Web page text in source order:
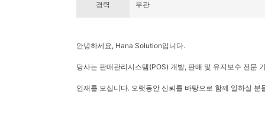
경력 무관
안녕하세요, Hana Solution입니다.
당사는 판매관리시스템(POS) 개발, 판매 및 유지보수 전문
인재를 모십니다. 오랫동안 신뢰를 바탕으로 함께 일하실 분